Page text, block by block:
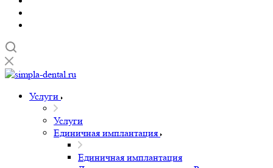
Услуги
Услуги
Единичная имплантация
Единичная имплантация